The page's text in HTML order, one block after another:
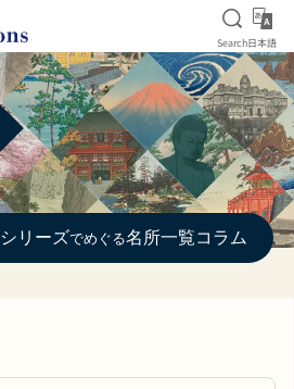
Open
Search 日
日本語
シリーズでめぐる名所一覧コラム